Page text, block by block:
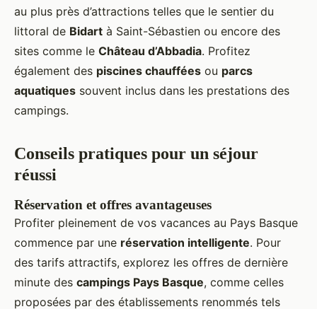
au plus près d’attractions telles que le sentier du
littoral de Bidart à Saint-Sébastien ou encore des
sites comme le Château d’Abbadia. Profitez
également des piscines chauffées ou parcs
aquatiques souvent inclus dans les prestations des
campings.
Conseils pratiques pour un séjour
réussi
Réservation et offres avantageuses
Profiter pleinement de vos vacances au Pays Basque
commence par une réservation intelligente. Pour
des tarifs attractifs, explorez les offres de dernière
minute des campings Pays Basque, comme celles
proposées par des établissements renommés tels